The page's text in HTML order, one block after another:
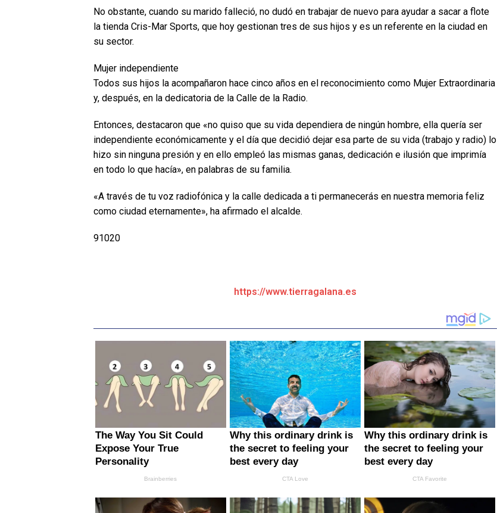
No obstante, cuando su marido falleció, no dudó en trabajar de nuevo para ayudar a sacar a flote
la tienda Cris-Mar Sports, que hoy gestionan tres de sus hijos y es un referente en la ciudad en
su sector.
Mujer independiente
Todos sus hijos la acompañaron hace cinco años en el reconocimiento como Mujer Extraordinaria
y, después, en la dedicatoria de la Calle de la Radio.
Entonces, destacaron que «no quiso que su vida dependiera de ningún hombre, ella quería ser
independiente económicamente y el día que decidió dejar esa parte de su vida (trabajo y radio) lo
hizo sin ninguna presión y en ello empleó las mismas ganas, dedicación e ilusión que imprimía
en todo lo que hacía», en palabras de su familia.
«A través de tu voz radiofónica y la calle dedicada a ti permanecerás en nuestra memoria feliz
como ciudad eternamente», ha afirmado el alcalde.
91020
https://www.tierragalana.es